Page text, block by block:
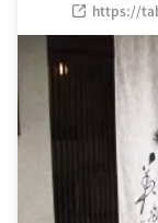
https://